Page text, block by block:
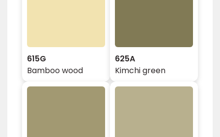
615G
Bamboo wood
625A
Kimchi green